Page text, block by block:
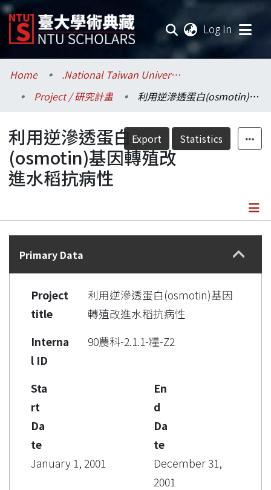
Log In
Communities & Collections
Research Outputs
Fundings & Projects
Researchers
Statistics
Home
.National Taiwan University / 國立臺灣大學
Project / 研究計畫
利用逆滲透蛋白(osmotin)基因轉殖改進水稻抗病性
Export Statistics
利用逆滲透蛋白
(osmotin)基因轉殖改
進水稻抗病性
Details
Primary Data
Project
title
利用逆滲透蛋白(osmotin)基因
轉殖改進水稻抗病性
Interna
l ID
90農科-2.1.1-糧-Z2
Sta
rt
Da
te
January 1, 2001
En
d
Da
te
December 31,
2001